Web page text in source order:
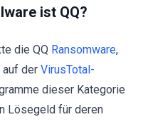
ist QQ?
die QQ Ransomware,
auf der VirusTotal-
dieser Kategorie
Lösegeld für deren